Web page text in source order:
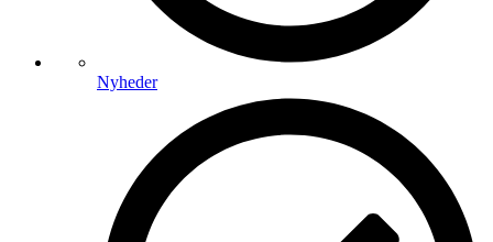
Nyheder